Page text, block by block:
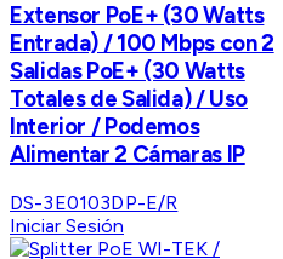
Extensor PoE+ (30 Watts
Entrada) / 100 Mbps con 2
Salidas PoE+ (30 Watts
Totales de Salida) / Uso
Interior / Podemos
Alimentar 2 Cámaras IP
DS-3E0103DP-E/R
Iniciar Sesión